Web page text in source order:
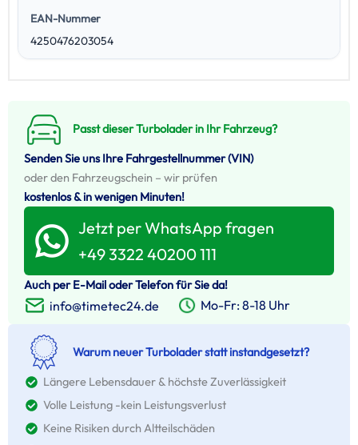
EAN-Nummer
4250476203054
Passt dieser Turbolader in Ihr Fahrzeug?
Senden Sie uns Ihre Fahrgestellnummer (VIN)
oder den Fahrzeugschein – wir prüfen
kostenlos & in wenigen Minuten!
Jetzt per WhatsApp fragen
+49 3322 40200 111
Auch per E-Mail oder Telefon für Sie da!
info@timetec24.de Mo-Fr: 8-18 Uhr
Warum neuer Turbolader statt instandgesetzt?
Längere Lebensdauer & höchste Zuverlässigkeit
Volle Leistung -kein Leistungsverlust
Keine Risiken durch Altteilschäden